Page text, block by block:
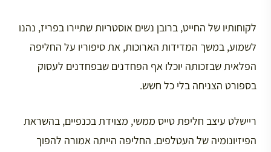
לקוחותיו של החייט, ברובן נשים אוסטריות שתיירו בפריז, נהנו
לשמוע, במשך המדידות הארוכות, את סיפוריו על החליפה
הפלאית שבזכותה יוכלו אף הפחדנים שבפחדנים לעסוק
בספורט הצניחה בלי כל חשש.
ריישלט עיצב חליפת טייס ממשי, מצוידת בכנפיים, בהשראת
הפיזיונומיה של העטלפים. החליפה הייתה אמורה להפוך